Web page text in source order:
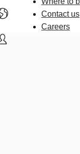
Contact us
Careers